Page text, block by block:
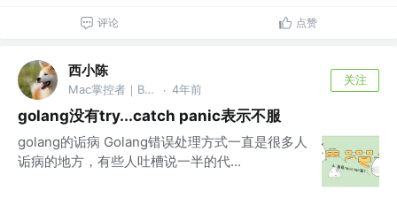
评论 点赞
西小陈
Mac掌控者｜Bug缔造和毁灭者 @中通科技 · 4年前
关注
golang没有try...catch panic表示不服
golang的诟病 Golang错误处理方式一直是很多人
诟病的地方，有些人吐槽说一半的代...